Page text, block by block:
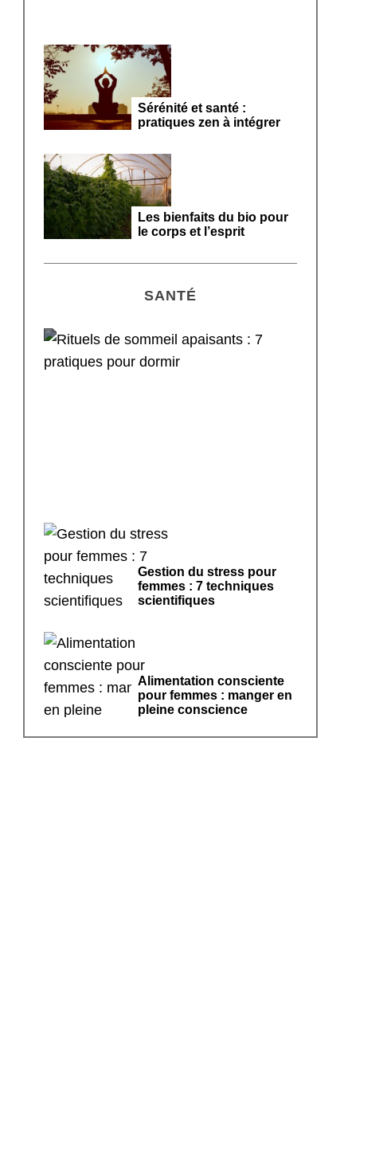
Sérénité et santé :
pratiques zen à intégrer
Les bienfaits du bio pour
le corps et l’esprit
SANTÉ
Gestion du stress pour
femmes : 7 techniques
scientifiques
Alimentation consciente
pour femmes : manger en
pleine conscience